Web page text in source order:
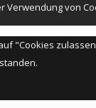
Verwendung von
"Cookies